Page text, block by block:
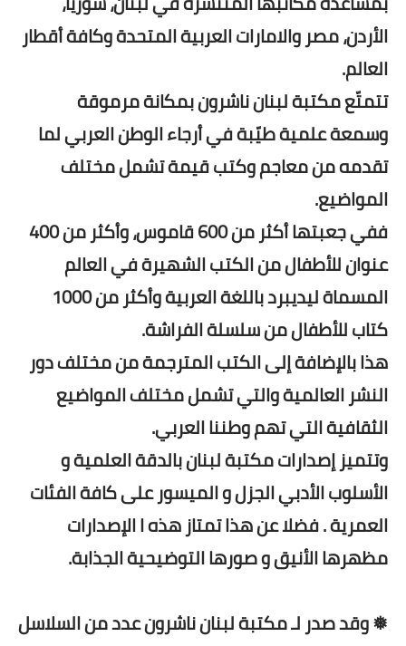
الأردن، مصر والامارات العربية المتحدة وكافة أقطار
العالم.
تتمتّع مكتبة لبنان ناشرون بمكانة مرموقة
وسمعة علمية طيّبة في أرجاء الوطن العربي لما
تقدمه من معاجم وكتب قيمة تشمل مختلف
المواضيع.
ففي جعبتها أكثر من 600 قاموس، وأكثر من 400
عنوان للأطفال من الكتب الشهيرة في العالم
المسماة ليديبرد باللغة العربية وأكثر من 1000
كتاب للأطفال من سلسلة الفراشة.
هذا بالإضافة إلى الكتب المترجمة من مختلف دور
النشر العالمية والتي تشمل مختلف المواضيع
الثقافية التي تهم وطننا العربي.
وتتميز إصدارات مكتبة لبنان بالدقة العلمية و
الأسلوب الأدبي الجزل و الميسور على كافة الفئات
العمرية . فضلا عن هذا تمتاز هذه ا الإصدارات
مظهرها الأنيق و صورها التوضيحية الجذابة.
❅ وقد صدر لـ مكتبة لبنان ناشرون عدد من السلاسل